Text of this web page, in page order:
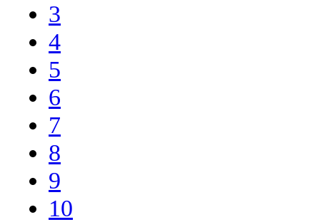
3
4
5
6
7
8
9
10